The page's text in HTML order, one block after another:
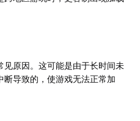
原因。这可能是由于长时间未
导致的，使游戏无法正常加